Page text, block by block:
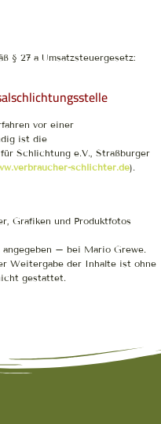
§ 27 a Umsatzsteuergesetz:
vor einer
ist die
Schlichtung e.V., Straßburger
schlichter.de).
Grafiken und Produktfotos
– bei Mario Grewe.
Weitergabe der Inhalte ist ohne
gestattet.